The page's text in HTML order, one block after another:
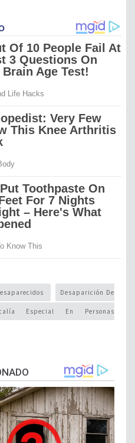
Desaparición De
Especial En Personas